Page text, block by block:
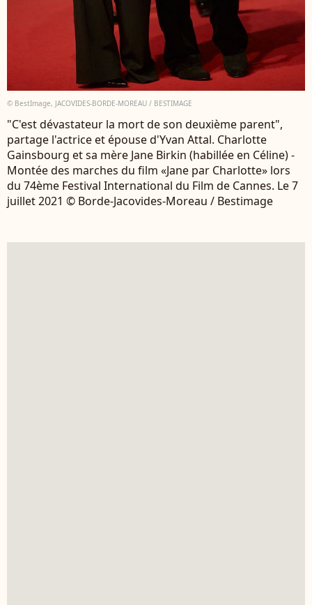
© BestImage, JACOVIDES-BORDE-MOREAU / BESTIMAGE
"C'est dévastateur la mort de son deuxième parent",
partage l'actrice et épouse d'Yvan Attal. Charlotte
Gainsbourg et sa mère Jane Birkin (habillée en Céline) -
Montée des marches du film «Jane par Charlotte» lors
du 74ème Festival International du Film de Cannes. Le 7
juillet 2021 © Borde-Jacovides-Moreau / Bestimage